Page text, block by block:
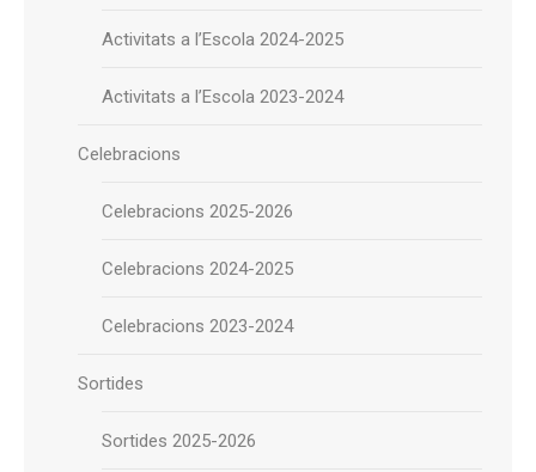
Activitats a l’Escola 2024-2025
Activitats a l’Escola 2023-2024
Celebracions
Celebracions 2025-2026
Celebracions 2024-2025
Celebracions 2023-2024
Sortides
Sortides 2025-2026